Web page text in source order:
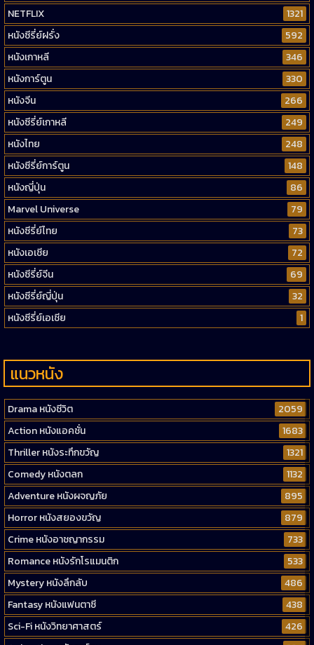
NETFLIX
1321
หนังซีรี่ย์ฝรั่ง
592
หนังเกาหลี
346
หนังการ์ตูน
330
หนังจีน
266
หนังซีรี่ย์เกาหลี
249
หนังไทย
248
หนังซีรี่ย์การ์ตูน
148
หนังญี่ปุ่น
86
Marvel Universe
79
หนังซีรี่ย์ไทย
73
หนังเอเชีย
72
หนังซีรี่ย์จีน
69
หนังซีรี่ย์ญี่ปุ่น
32
หนังซีรี่ย์เอเชีย
1
แนวหนัง
Drama หนังชีวิต
2059
Action หนังแอคชั่น
1683
Thriller หนังระทึกขวัญ
1321
Comedy หนังตลก
1132
Adventure หนังผจญภัย
895
Horror หนังสยองขวัญ
879
Crime หนังอาชญากรรม
733
Romance หนังรักโรแมนติก
533
Mystery หนังลึกลับ
486
Fantasy หนังแฟนตาซี
438
Sci-Fi หนังวิทยาศาสตร์
426